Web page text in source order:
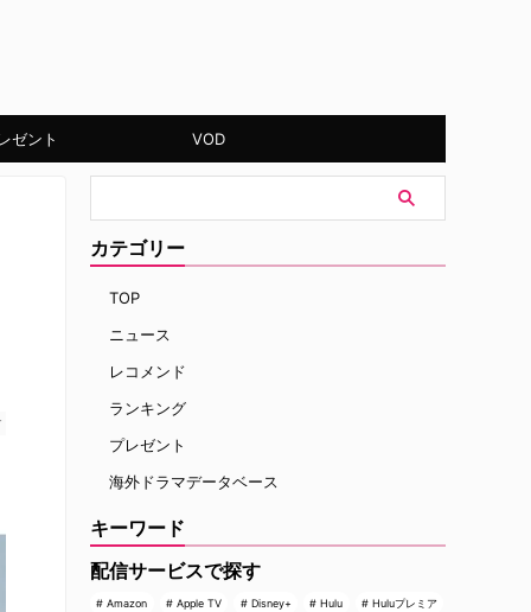
ゼント VOD
カテゴリー
TOP
ニュース
レコメンド
ランキング
プレゼント
海外ドラマデータベース
キーワード
配信サービスで探す
Amazon Apple TV Disney+ Hulu Huluプレミア